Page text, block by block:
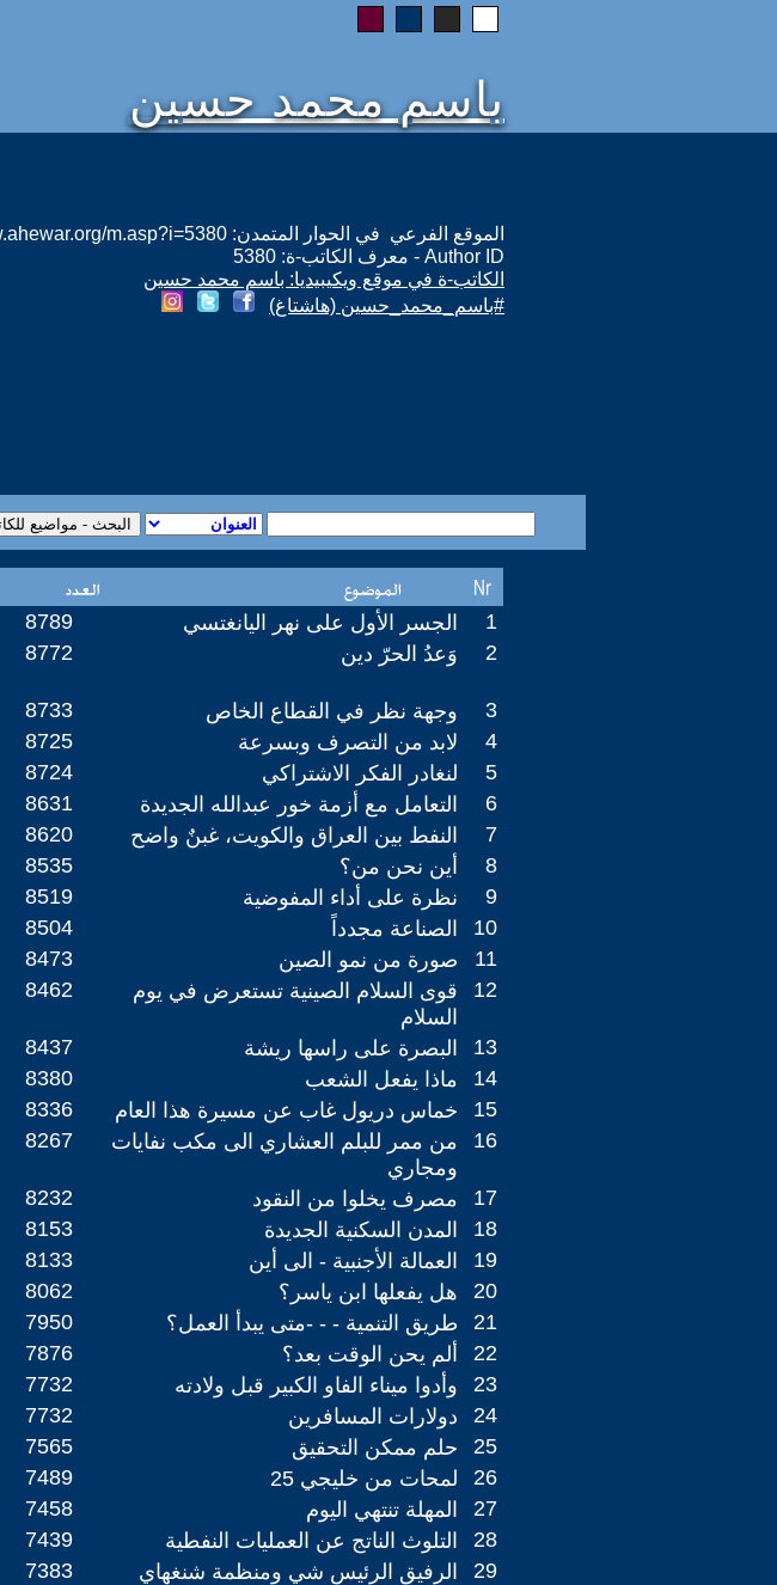
باسم محمد حسين
الموقع الفرعي في الحوار المتمدن: https://www.ahewar.org/m.asp?i=5380
Author ID - معرف الكاتب-ة: 5380
الكاتب-ة في موقع ويكيبيديا: باسم محمد حسين
#باسم_محمد_حسين (هاشتاغ)
8789 الجسر الأول على نهر اليانغتسي
1
8772 وَعدُ الحرّ دين 2
8733 وجهة نظر في القطاع الخاص
3
8725 لابد من التصرف وبسرعة
4
8724 لنغادر الفكر الاشتراكي
5
8631 التعامل مع أزمة خور عبدالله الجديدة
6
8620 النفط بين العراق والكويت، غبنٌ واضح
7
8535 أين نحن من؟
8
8519 نظرة على أداء المفوضية
9
8504 الصناعة مجدداً
10
8473 صورة من نمو الصين
11
8462
قوى السلام الصينية تستعرض في يوم
السلام
12
8437 البصرة على راسها ريشة
13
8380 ماذا يفعل الشعب
14
8336 خماس دريول غاب عن مسيرة هذا العام
15
8267
من ممر للبلم العشاري الى مكب نفايات
ومجاري
16
8232 مصرف يخلوا من النقود
17
8153 المدن السكنية الجديدة
18
8133 العمالة الأجنبية - الى أين
19
8062 هل يفعلها ابن ياسر؟
20
7950 طريق التنمية - - -متى يبدأ العمل؟
21
7876 ألم يحن الوقت بعد؟
22
7732 وأدوا ميناء الفاو الكبير قبل ولادته
23
7732 دولارات المسافرين
24
7565 حلم ممكن التحقيق
25
7489 لمحات من خليجي 25
26
7458 المهلة تنتهي اليوم
27
7439 التلوث الناتج عن العمليات النفطية
28
7383
الرفيق الرئيس شي ومنظمة شنغهاي
29